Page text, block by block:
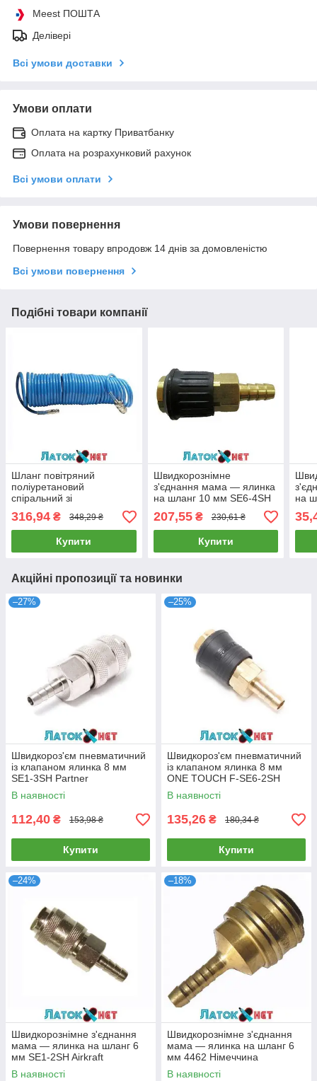
Meest ПОШТА
Делівері
Всі умови доставки
Умови оплати
Оплата на картку Приватбанку
Оплата на розрахунковий рахунок
Всі умови оплати
Умови повернення
Повернення товару впродовж 14 днів за домовленістю
Всі умови повернення
Подібні товари компанії
Шланг повітряний
поліуретановий
спіральний зі
швидкорознімним
з'єднанням 5,5х8мм 10 м
PT-1707 Intertool
316,94 ₴ 348,29 ₴
Купити
Швидкорознімне
з'єднання мама — ялинка
на шланг 10 мм SE6-4SH
Airkraft Італія
207,55₴ 230,61 ₴
Купити
на
Акційні пропозиції та новинки
–27%
Швидкороз'єм пневматичний
із клапаном ялинка 8 мм
SE1-3SH Partner
В наявності
112,40 ₴ 153,98 ₴
Купити
–25%
Швидкороз'єм пневматичний
із клапаном ялинка 8 мм
ONE TOUCH F-SE6-2SH
Forsage
В наявності
135,26 ₴ 180,34 ₴
Купити
–24%
Швидкорознімне з'єднання
мама — ялинка на шланг 6
мм SE1-2SH Airkraft
Туреччина
В наявності
–18%
Швидкорознімне з'єднання
мама — ялинка на шланг 6
мм 4462 Німеччина
В наявності